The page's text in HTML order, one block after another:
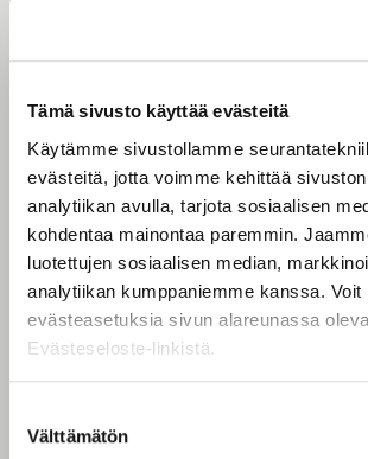
Tämä sivusto käyttää evästeitä
Käytämme sivustollamme
evästeitä, jotta voimme kehittää
analytiikan avulla, tarjota sosiaalisen
kohdentaa mainontaa paremmin.
luotettujen sosiaalisen median,
analytiikan kumppaniemme kanssa. Voit
evästeasetuksia sivun alareunassa
Evästeseloste-linkistä.
valinta
Välttämätön
I
N
T
O
N
S
A
03.06.2026
Tampereen Messut. Iso.
Vaikuttavin.
Lue lisää